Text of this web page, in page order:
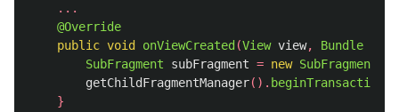
...
@Override
public void onViewCreated (View view, Bundle
SubFragment
subFragment = new SubFragment
getChildFragmentManager(). beginTransaction
}